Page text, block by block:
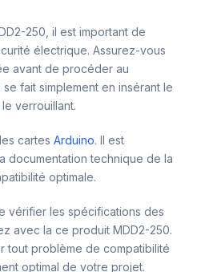
250, il est important de
électrique. Assurez-vous
avant de procéder au
fait simplement en insérant le
verrouillant.
cartes Arduino. Il est
documentation technique de la
optimale.
vérifier les spécifications des
avec la ce produit MDD2-250.
tout problème de compatibilité
optimal de votre projet.